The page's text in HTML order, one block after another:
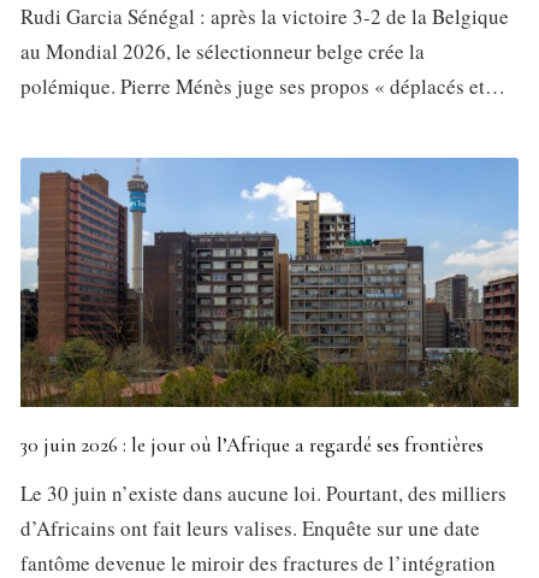
Rudi Garcia Sénégal : après la victoire 3-2 de la Belgique
au Mondial 2026, le sélectionneur belge crée la
polémique. Pierre Ménès juge ses propos « déplacés et…
30 juin 2026 : le jour où l’Afrique a regardé ses frontières
Le 30 juin n’existe dans aucune loi. Pourtant, des milliers
d’Africains ont fait leurs valises. Enquête sur une date
fantôme devenue le miroir des fractures de l’intégration